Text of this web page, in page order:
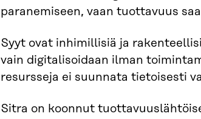
paranemiseen, vaan tuottavuus
Syyt ovat inhimillisiä ja
vain digitalisoidaan ilman
resursseja ei suunnata tietoisesti
Sitra on koonnut